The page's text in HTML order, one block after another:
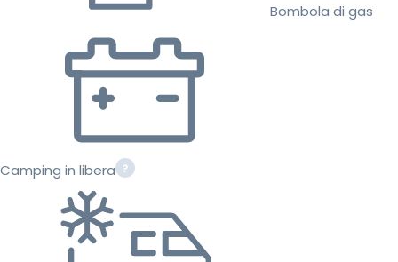
Bombola di gas
Camping in libera